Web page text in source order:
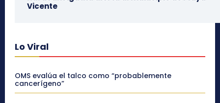
Vicente
Lo Viral
OMS evalúa el talco como “probablemente
cancerígeno”